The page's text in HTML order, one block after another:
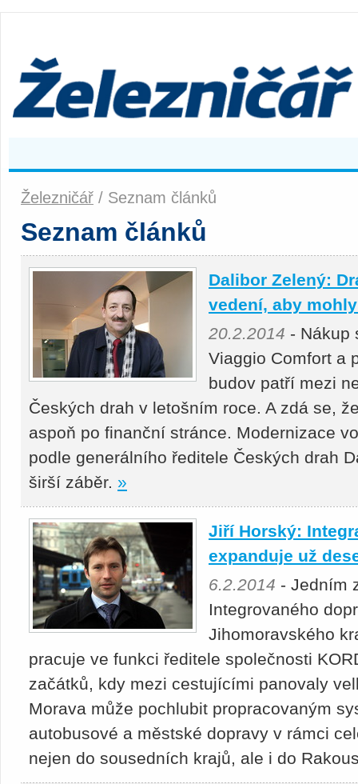
Železničář / Seznam článků
Seznam článků
Dalibor Zelený:
vedení, aby
20.2.2014 - Nákup
Viaggio Comfort a
budov patří mezi
Českých drah v letošním roce. A zdá se,
aspoň po finanční stránce. Modernizace
podle generálního ředitele Českých drah
širší záběr. »
Jiří Horský:
expanduje už
6.2.2014 - Jedním
Integrovaného
Jihomoravského
pracuje ve funkci ředitele společnosti
začátků, kdy mezi cestujícími panovaly
Morava může pochlubit propracovaným
autobusové a městské dopravy v rámci
nejen do sousedních krajů, ale i do